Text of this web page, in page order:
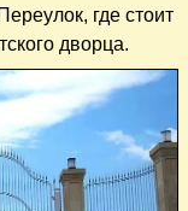
где стоит
дворца.